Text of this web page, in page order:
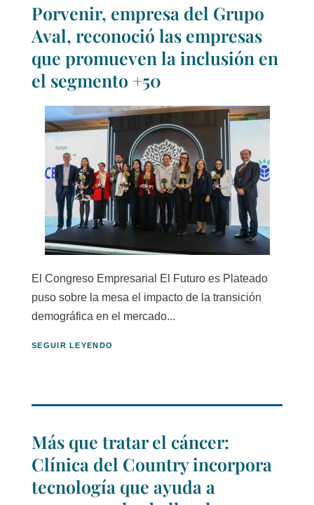
Porvenir, empresa del Grupo
Aval, reconoció las empresas
que promueven la inclusión en
el segmento +50
El Congreso Empresarial El Futuro es Plateado
puso sobre la mesa el impacto de la transición
demográfica en el mercado...
SEGUIR LEYENDO
Más que tratar el cáncer:
Clínica del Country incorpora
tecnología que ayuda a